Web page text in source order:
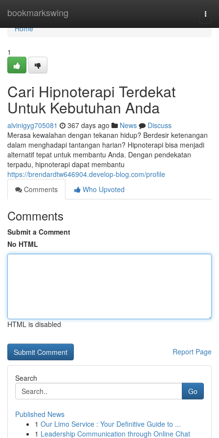
bookmarkswing
Home
Home
1
Cari Hipnoterapi Terdekat
Untuk Kebutuhan Anda
alvinigyg705081 367 days ago News
Discuss
Merasa kewalahan dengan tekanan hidup? Berdesir ketenangan
dalam menghadapi tantangan harian? Hipnoterapi bisa menjadi
alternatif tepat untuk membantu Anda. Dengan pendekatan
terpadu, hipnoterapi dapat membantu
https://brendardtw646904.develop-blog.com/profile
Comments
Who Upvoted
Comments
Submit a Comment
No HTML
HTML is disabled
Report Page
Search
Go
Published News
1 Our Limo Service : Your Definitive Guide to ...
1 Leadership Communication through Online Chat